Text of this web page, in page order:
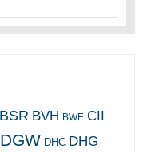
BSR BVH BWE CII
DGW DHC DHG